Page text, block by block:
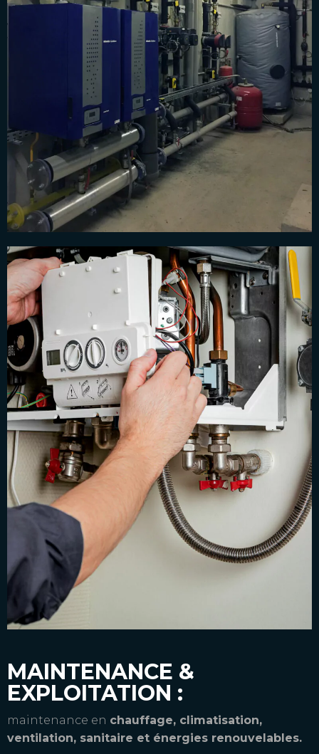
MAINTENANCE &
EXPLOITATION :
maintenance en chauffage, climatisation,
ventilation, sanitaire et énergies renouvelables.